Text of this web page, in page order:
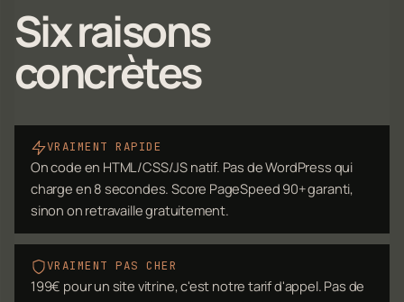
Six raisons
concrètes
VRAIMENT RAPIDE
On code en HTML/CSS/JS natif. Pas de WordPress qui
charge en 8 secondes. Score PageSpeed 90+ garanti,
sinon on retravaille gratuitement.
VRAIMENT PAS CHER
199€ pour un site vitrine, c'est notre tarif d'appel. Pas de